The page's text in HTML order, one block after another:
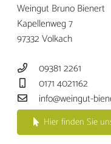
Weingut Bruno Bienert
Kapellenweg 7
97332 Volkach
09381 2261
0171 4021162
info@weingut-
Hier finden Sie